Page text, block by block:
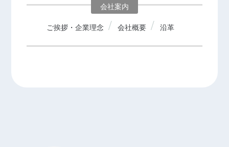
会社案内
ご挨拶・企業理念 会社概要 沿革